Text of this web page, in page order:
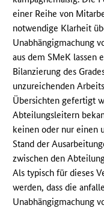
einer Reihe von
notwendige Klarheit
Unabhängigmachung
aus dem SMeK lassen
Bilanzierung des
unzureichenden
Übersichten gefertigt
Abteilungsleitern
keinen oder nur einen
Stand der
zwischen den
Als typisch für dieses
werden, dass die
Unabhängigmachung